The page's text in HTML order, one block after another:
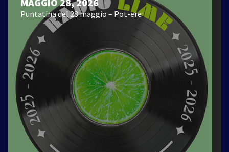
Puntatina del 28 maggio – Pot-ere